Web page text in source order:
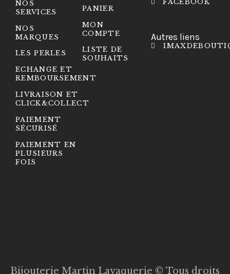
NOS
SERVICES
NOS
MARQUES
LES PERLES
ECHANGE ET
REMBOURSEMENT
LIVRAISON ET
CLICK&COLLECT
PAIEMENT
SÉCURISÉ
PAIEMENT EN
PLUSIEURS
FOIS
PANIER
MON
COMPTE
LISTE DE
SOUHAITS
FACEBOOK
Autres liens
Bijouterie Martin Lavaquerie © Tous droits